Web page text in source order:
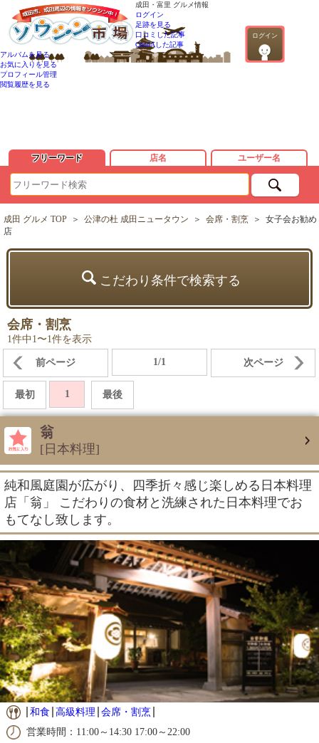
成田・富里 グルメ情報
ログイン
ログイン
足跡を見る
口コミした記事
QandAした記事
アルバムを見る
お気に入りを見る
プロフィール管理
閲覧履歴を見る
フリーワード 店名 ユーザー名
成田 グルメ TOP ＞ 公津の杜 成田ニュータウン ＞ 会席・割烹 ＞ 女子会お勧め
店
こだわり条件で検索する
会席・割烹
1件中1〜1件を表示
前ページ 1/1 次ページ
最初 1 最後
翁
[日本料理]
純和風庭園が広がり、四季折々感じ楽しめる日本料理
店「翁」 こだわりの食材と洗練された日本料理でお
もてなし致します。
和食 高級料理 会席・割烹
営業時間：11:00～14:30 17:00～22:00